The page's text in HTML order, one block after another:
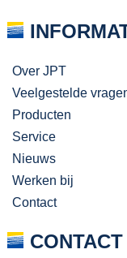
Over JPT
Veelgestelde
Producten
Service
Nieuws
Werken bij
Contact
CONTACT